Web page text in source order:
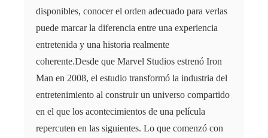
disponibles, conocer el orden adecuado para verlas
puede marcar la diferencia entre una experiencia
entretenida y una historia realmente
coherente.Desde que Marvel Studios estrenó Iron
Man en 2008, el estudio transformó la industria del
entretenimiento al construir un universo compartido
en el que los acontecimientos de una película
repercuten en las siguientes. Lo que comenzó con